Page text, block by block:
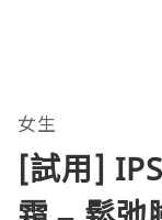
女生
[試用]